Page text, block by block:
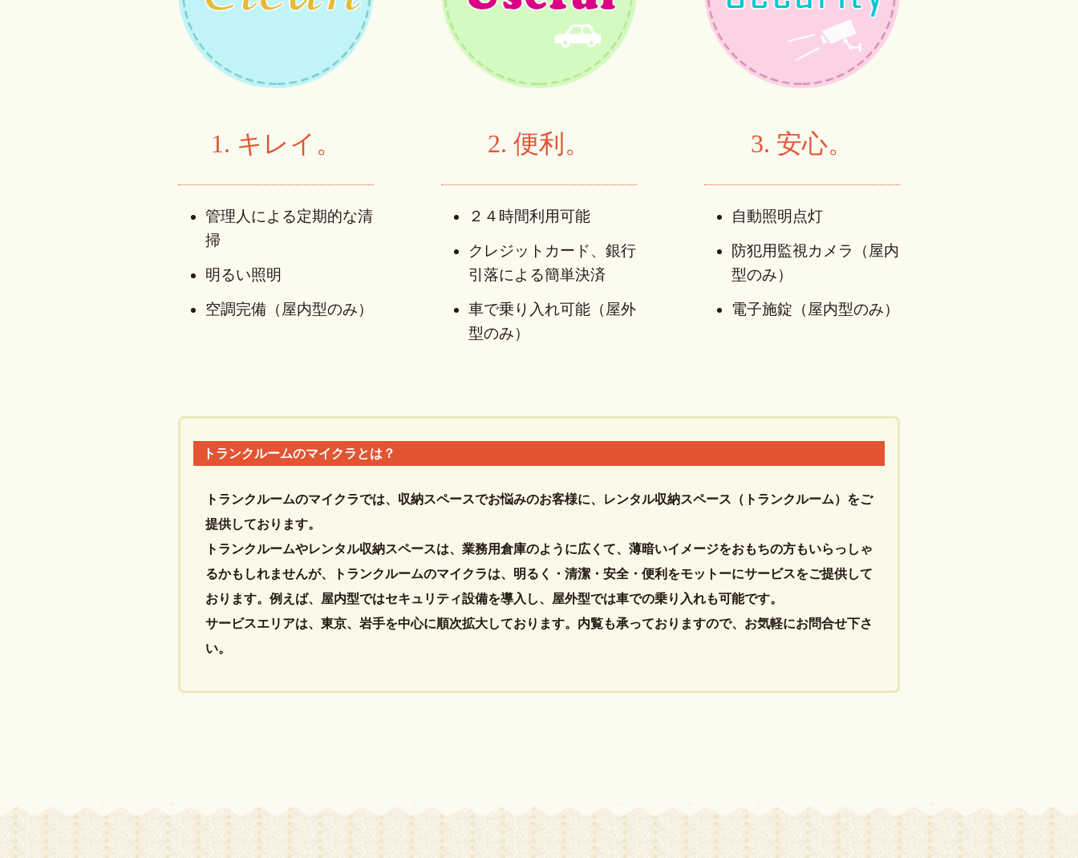
1. キレイ。
管理人による定期的な清
掃
明るい照明
空調完備（屋内型のみ）
2. 便利。
２４時間利用可能
クレジットカード、銀行
引落による簡単決済
車で乗り入れ可能（屋外
型のみ）
3. 安心。
自動照明点灯
防犯用監視カメラ（屋内
型のみ）
電子施錠（屋内型のみ）
トランクルームのマイクラとは？
トランクルームのマイクラでは、収納スペースでお悩みのお客様に、レンタル収納スペース（トランクルーム）をご
提供しております。
トランクルームやレンタル収納スペースは、業務用倉庫のように広くて、薄暗いイメージをおもちの方もいらっしゃ
るかもしれませんが、トランクルームのマイクラは、明るく・清潔・安全・便利をモットーにサービスをご提供して
おります。例えば、屋内型ではセキュリティ設備を導入し、屋外型では車での乗り入れも可能です。
サービスエリアは、東京、岩手を中心に順次拡大しております。内覧も承っておりますので、お気軽にお問合せ下さ
い。